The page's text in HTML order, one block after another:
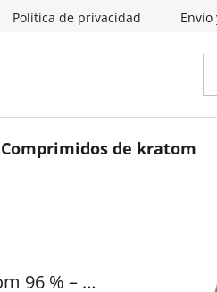
Política de privacidad Envío
Comprimidos de kratom
7-OH Extracto de Kratom 96 % – Extracto Puro de 7-Hidroximitraginina | GreenGuru